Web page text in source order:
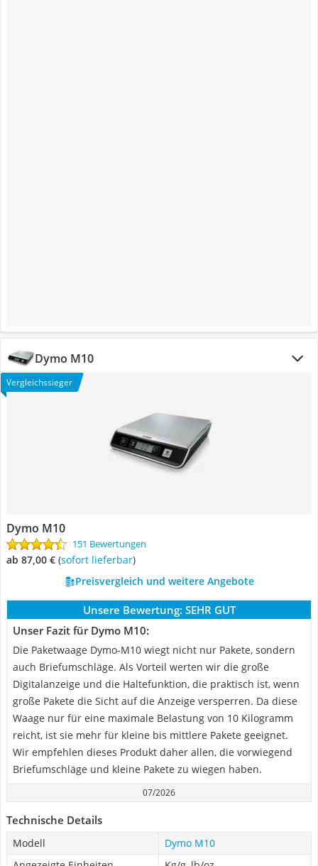
Dymo M10
Vergleichssieger
Dymo M10
151 Bewertungen
ab 87,00 € ( Sofort lieferbar)
Preisvergleich und weitere Angebote
Unsere Bewertung: SEHR GUT
Unser Fazit für Dymo M10:
Die Paketwaage Dymo-M10 wiegt nicht nur Pakete, sondern
auch Briefumschläge. Als Vorteil werten wir die große
Digitalanzeige und die Haltefunktion, die praktisch ist, wenn
große Pakete die Sicht auf die Anzeige versperren. Da diese
Waage nur für eine maximale Belastung von 10 Kilogramm
reicht, ist sie mehr für kleine bis mittlere Pakete geeignet.
Wir empfehlen dieses Produkt daher allen, die vorwiegend
Briefumschläge und kleine Pakete zu wiegen haben.
07/2026
Technische Details
Modell
Dymo M10